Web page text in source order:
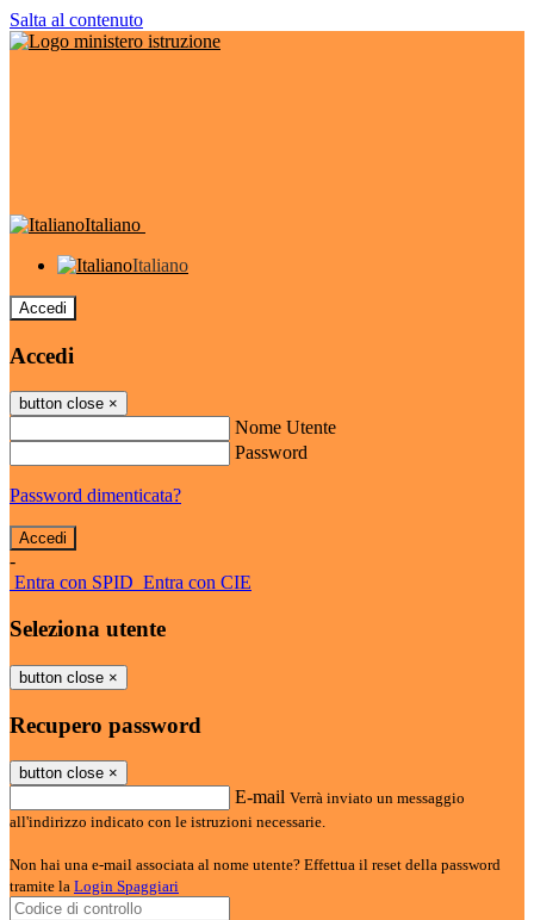
Salta al contenuto
Italiano
Italiano
Accedi
Accedi
button close ×
Nome Utente
Password
Password dimenticata?
-
Entra con SPID Entra con CIE
Seleziona utente
button close ×
Recupero password
button close ×
E-mail Verrà inviato un messaggio
all'indirizzo indicato con le istruzioni necessarie.
Non hai una e-mail associata al nome utente? Effettua il reset della password
tramite la Login Spaggiari